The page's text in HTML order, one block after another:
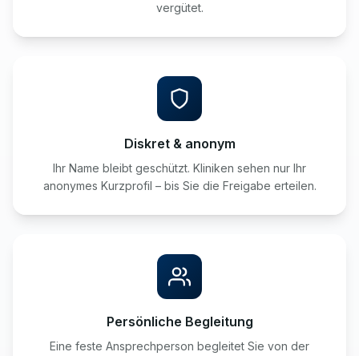
vergütet.
Diskret & anonym
Ihr Name bleibt geschützt. Kliniken sehen nur Ihr
anonymes Kurzprofil – bis Sie die Freigabe erteilen.
Persönliche Begleitung
Eine feste Ansprechperson begleitet Sie von der